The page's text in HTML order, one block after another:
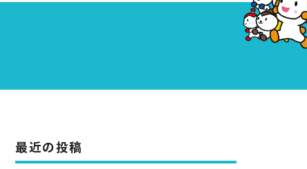
最近の投稿